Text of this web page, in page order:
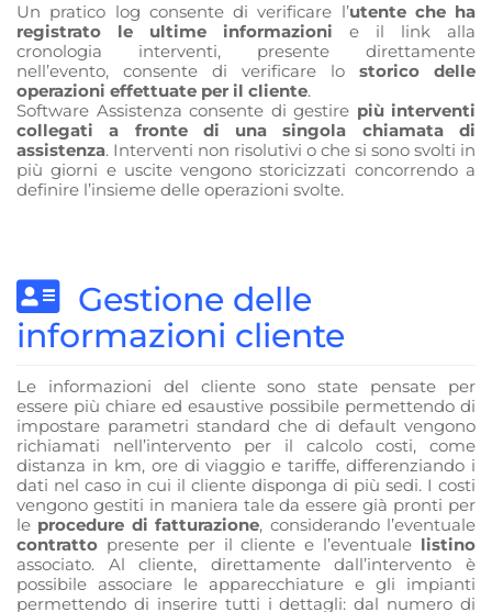
Un pratico log consente di verificare l’utente che ha
registrato le ultime informazioni e il link alla
cronologia interventi, presente direttamente
nell’evento, consente di verificare lo storico delle
operazioni effettuate per il cliente.
Software Assistenza consente di gestire più interventi
collegati a fronte di una singola chiamata di
assistenza. Interventi non risolutivi o che si sono svolti in
più giorni e uscite vengono storicizzati concorrendo a
definire l’insieme delle operazioni svolte.
Gestione delle
informazioni cliente
Le informazioni del cliente sono state pensate per
essere più chiare ed esaustive possibile permettendo di
impostare parametri standard che di default vengono
richiamati nell’intervento per il calcolo costi, come
distanza in km, ore di viaggio e tariffe, differenziando i
dati nel caso in cui il cliente disponga di più sedi. I costi
vengono gestiti in maniera tale da essere già pronti per
le procedure di fatturazione, considerando l’eventuale
contratto presente per il cliente e l’eventuale listino
associato. Al cliente, direttamente dall’intervento è
possibile associare le apparecchiature e gli impianti
permettendo di inserire tutti i dettagli: dal numero di